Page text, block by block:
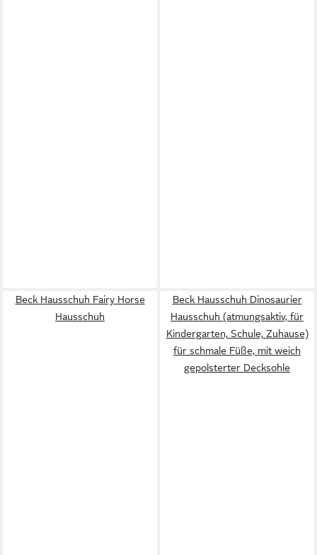
Beck Hausschuh Fairy Horse
Hausschuh
Beck Hausschuh Dinosaurier
Hausschuh (atmungsaktiv, für
Kindergarten, Schule, Zuhause)
für schmale Füße, mit weich
gepolsterter Decksohle